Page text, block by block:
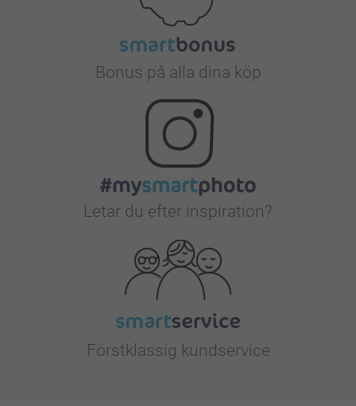
Bonus på alla dina köp
Letar du efter inspiration?
Förstklassig kundservice